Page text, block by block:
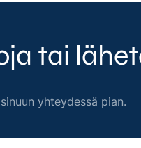
tai
yhteydessä pian.